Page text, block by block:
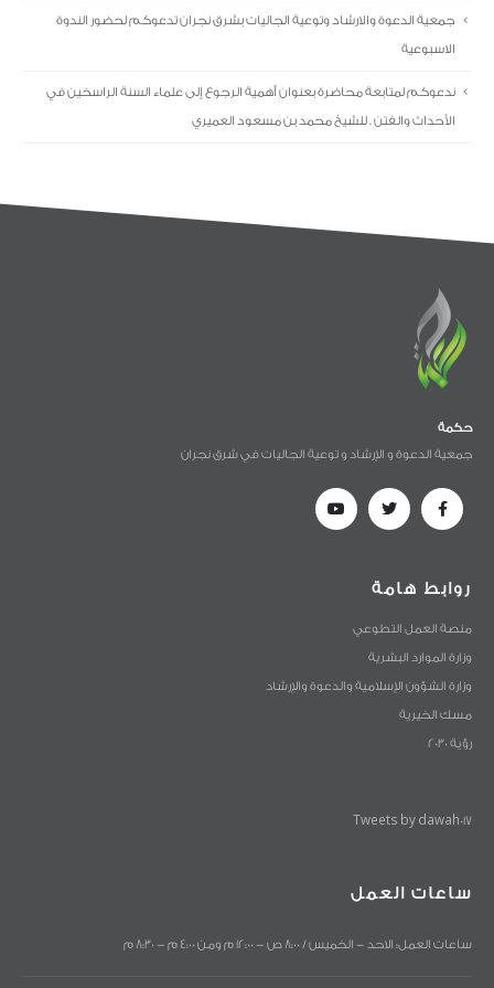
جمعية الدعوة والارشاد وتوعية الجاليات بشرق نجران تدعوكم لحضور الندوة
الاسبوعية
ندعوكم لمتابعة محاضرة بعنوان أهمية الرجوع إلى علماء السنة الراسخين في
الأحداث والفتن . للشيخ محمد بن مسعود العميري
حكمة
جمعية الدعوة و الإرشاد و توعية الجاليات في شرق نجران
روابط هامة
منصة العمل التطوعي
وزارة الموارد البشرية
وزارة الشؤون الإسلامية والدعوة والإرشاد
مسك الخيرية
رؤية 2030
Tweets by dawah017
ساعات العمل
ساعات العمل: الاحد - الخميس / 8:00 ص - 12:00 م ومن 4:00 م - 8:30 م